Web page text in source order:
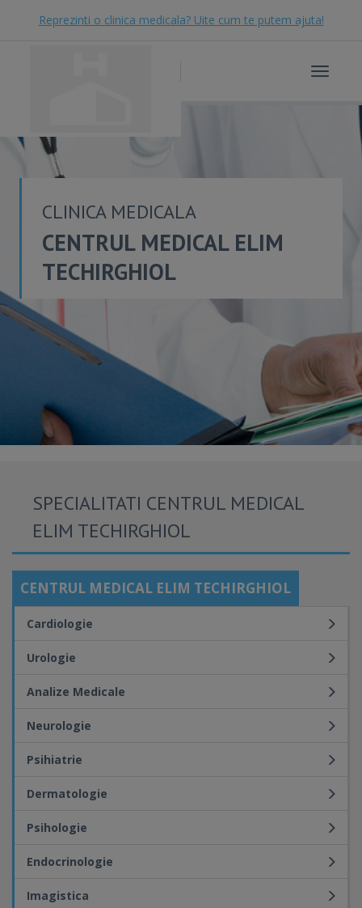
Reprezinti o clinica medicala? Uite cum te putem ajuta!
Toggle
CLINICA MEDICALA
CENTRUL MEDICAL ELIM
TECHIRGHIOL
SPECIALITATI CENTRUL MEDICAL
ELIM TECHIRGHIOL
CENTRUL MEDICAL ELIM TECHIRGHIOL
Cardiologie
Urologie
Analize Medicale
Neurologie
Psihiatrie
Dermatologie
Psihologie
Endocrinologie
Imagistica